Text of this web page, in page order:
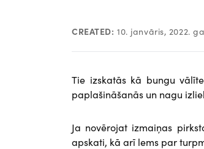
CREATED: 10. janvāris, 2022.
Tie izskatās kā bungu
paplašināšanās un nagu
Ja novērojat izmaiņas
apskati, kā arī lems par